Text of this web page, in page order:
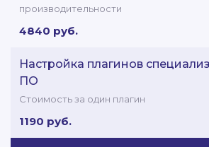
производительности
4840 руб.
Настройка плагинов
ПО
Стоимость за один плагин
1190 руб.